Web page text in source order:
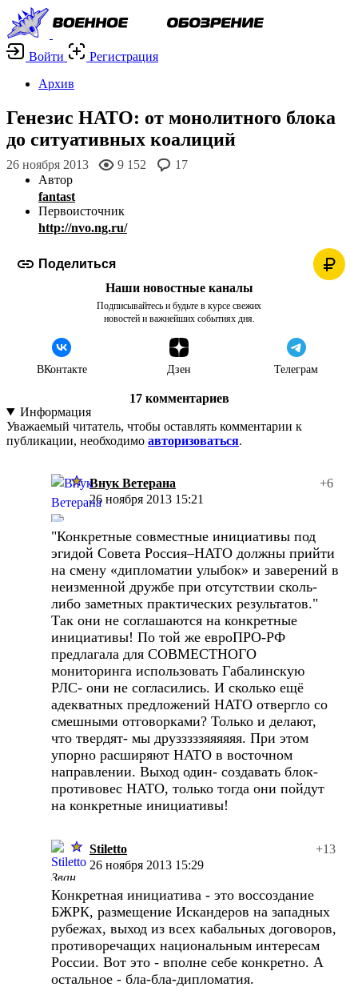
Войти
Регистрация
Архив
Генезис НАТО: от монолитного блока
до ситуативных коалиций
26 ноября 2013 9 152 17
fantast
http://nvo.ng.ru/
Поделиться
Наши новостные каналы
Подписывайтесь и будьте в курсе свежих
новостей и важнейших событиях дня.
ВКонтакте Дзен Телеграм
17комментариев
Информация
Уважаемый читатель, чтобы оставлять комментарии к
публикации, необходимо авторизоваться.
Внук Ветерана
+6
26 ноября 2013 15:21
"Конкретные совместные инициативы под
эгидой Совета Россия–НАТО должны прийти
на смену «дипломатии улыбок» и заверений в
неизменной дружбе при отсутствии сколь-
либо заметных практических результатов."
Так они не соглашаются на конкретные
инициативы! По той же евроПРО-РФ
предлагала для СОВМЕСТНОГО
мониторинга использовать Габалинскую
РЛС- они не согласились. И сколько ещё
адекватных предложений НАТО отвергло со
смешными отговорками? Только и делают,
что твердят- мы друзззззяяяяяя. При этом
упорно расширяют НАТО в восточном
направлении. Выход один- создавать блок-
противовес НАТО, только тогда они пойдут
на конкретные инициативы!
Stiletto
+13
26 ноября 2013 15:29
Конкретная инициатива - это воссоздание
БЖРК, размещение Искандеров на западных
рубежах, выход из всех кабальных договоров,
противоречащих национальным интересам
России. Вот это - вполне себе конкретно. А
остальное - бла-бла-дипломатия.